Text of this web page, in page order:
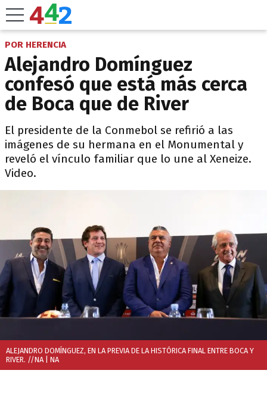
POR HERENCIA
Alejandro Domínguez
confesó que está más cerca
de Boca que de River
El presidente de la Conmebol se refirió a las
imágenes de su hermana en el Monumental y
reveló el vínculo familiar que lo une al Xeneize.
Video.
ALEJANDRO DOMÍNGUEZ, EN LA PREVIA DE LA HISTÓRICA FINAL ENTRE BOCA Y
RIVER. //NA | NA